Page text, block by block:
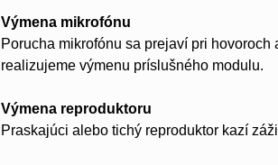
Výmena mikrofónu
Porucha mikrofónu sa prejaví pri
realizujeme výmenu príslušného modulu.
Výmena reproduktoru
Praskajúci alebo tichý reproduktor kazí